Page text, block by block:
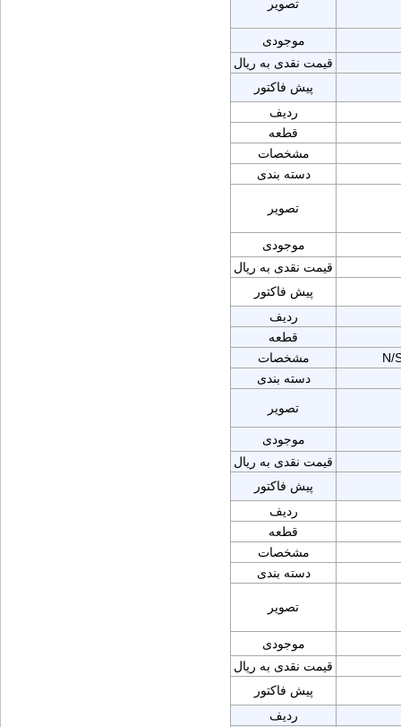
تصویر
موجودی
قیمت نقدی به ریال
پیش فاکتور
ردیف
قطعه
مشخصات
دسته بندی
تصویر
موجودی
قیمت نقدی به ریال
پیش فاکتور
ردیف
قطعه
مشخصات
N/
دسته بندی
تصویر
موجودی
قیمت نقدی به ریال
پیش فاکتور
ردیف
قطعه
مشخصات
دسته بندی
تصویر
موجودی
قیمت نقدی به ریال
پیش فاکتور
ردیف